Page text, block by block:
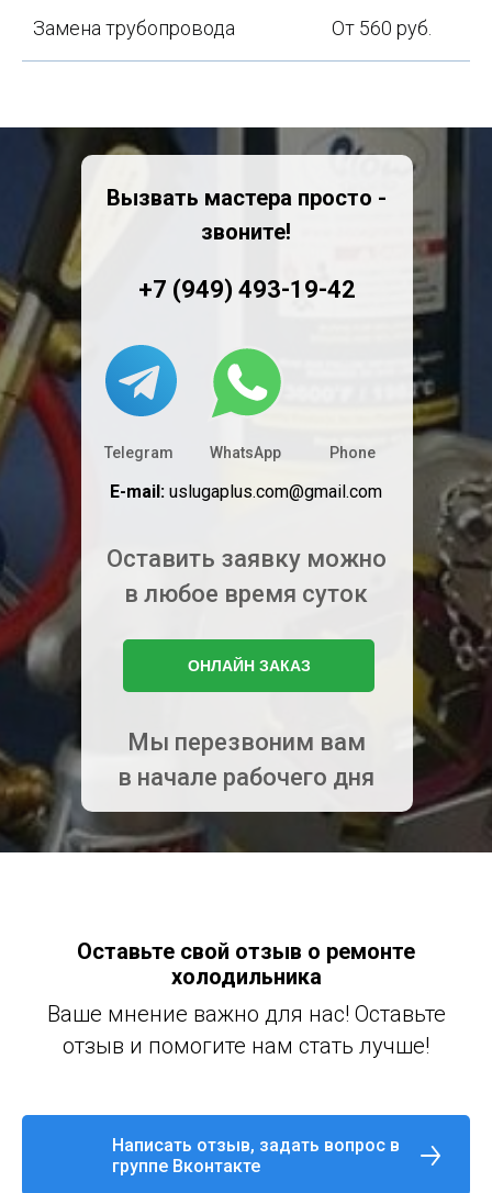
Замена трубопровода От 560 руб.
ОНЛАЙН ЗАКАЗ
+7 (949) 493-19-42
Telegram WhatsApp Phone
E-mail: uslugaplus.com@gmail.com
Оставить заявку можно
в любое время суток
Мы перезвоним вам
в начале рабочего дня
Вызвать мастера просто -
звоните!
Оставьте свой отзыв о ремонте
холодильника
Ваше мнение важно для нас! Оставьте
отзыв и помогите нам стать лучше!
Написать отзыв, задать вопрос в
группе Вконтакте